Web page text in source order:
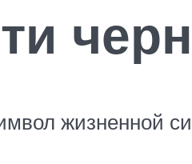
жизненной